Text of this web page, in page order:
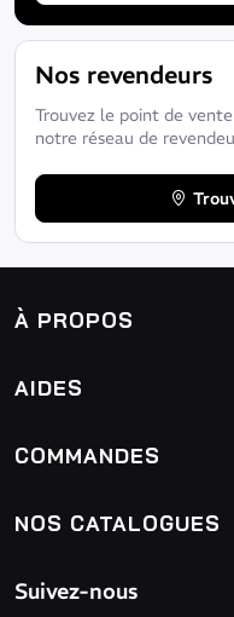
Nos revendeurs
Trouvez le point de
notre réseau de
À PROPOS
AIDES
COMMANDES
NOS CATALOGUES
Suivez-nous